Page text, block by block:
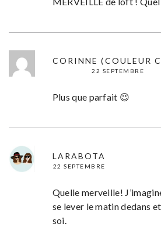
CORINNE (COULEUR
22 SEPTEMBRE
Plus que parfait 😉
LARABOTA
22 SEPTEMBRE
Quelle merveille!
se lever le matin dedans
soi.